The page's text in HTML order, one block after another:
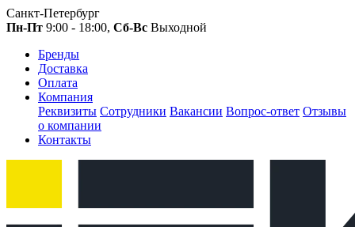
Санкт-Петербург
Пн-Пт 9:00 - 18:00, Сб-Вс Выходной
Бренды
Доставка
Оплата
Компания
Реквизиты Сотрудники Вакансии Вопрос-ответ Отзывы
о компании
Контакты